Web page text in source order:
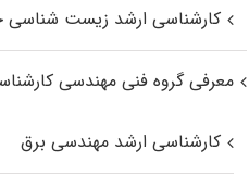
کارشناسی ارشد زیست‌ شناسی
معرفی گروه فنی مهندسی
کارشناسی ارشد مهندسی برق